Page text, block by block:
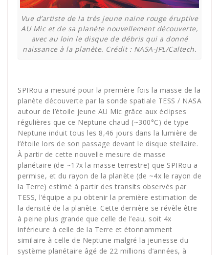
Vue d’artiste de la très jeune naine rouge éruptive
AU Mic et de sa planète nouvellement découverte,
avec au loin le disque de débris qui a donné
naissance à la planète. Crédit : NASA-JPL/Caltech.
SPIRou a mesuré pour la première fois la masse de la
planète découverte par la sonde spatiale TESS / NASA
autour de l’étoile jeune AU Mic grâce aux éclipses
régulières que ce Neptune chaud (~300°C) de type
Neptune induit tous les 8,46 jours dans la lumière de
l’étoile lors de son passage devant le disque stellaire.
À partir de cette nouvelle mesure de masse
planétaire (de ~17x la masse terrestre) que SPIRou a
permise, et du rayon de la planète (de ~4x le rayon de
la Terre) estimé à partir des transits observés par
TESS, l’équipe a pu obtenir la première estimation de
la densité de la planète. Cette dernière se révèle être
à peine plus grande que celle de l’eau, soit 4x
inférieure à celle de la Terre et étonnamment
similaire à celle de Neptune malgré la jeunesse du
système planétaire âgé de 22 millions d’années, à